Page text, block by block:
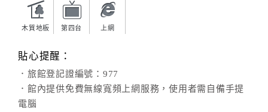
木質地板 第四台 上網
貼心提醒：
．旅館登記證編號：977
．館內提供免費無線寬頻上網服務，使用者需自備手提
電腦